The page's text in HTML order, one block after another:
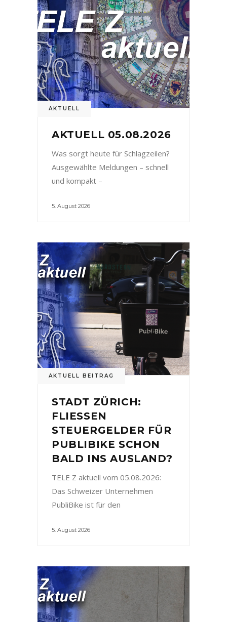
AKTUELL
AKTUELL 05.08.2026
Was sorgt heute für Schlagzeilen?
Ausgewählte Meldungen – schnell
und kompakt –
5. August 2026
AKTUELL BEITRAG
STADT ZÜRICH:
FLIESSEN
STEUERGELDER FÜR
PUBLIBIKE SCHON
BALD INS AUSLAND?
TELE Z aktuell vom 05.08.2026:
Das Schweizer Unternehmen
PubliBike ist für den
5. August 2026